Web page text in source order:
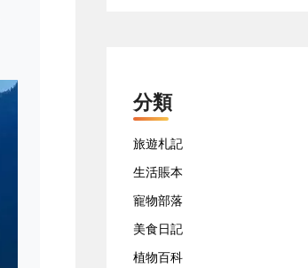
分類
旅遊札記
生活賬本
寵物部落
美食日記
植物百科